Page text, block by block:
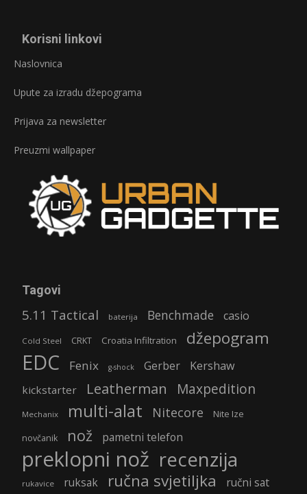
Korisni linkovi
Naslovnica
Upute za izradu džepograma
Prijava za newsletter
Preuzmi wallpaper
Tagovi
5.11 Tactical baterija Benchmade casio
Cold Steel CRKT Croatia Infiltration džepogram
EDC Fenix g-shock Gerber Kershaw
kickstarter Leatherman Maxpedition
Mechanix multi-alat Nitecore Nite Ize
novčanik nož pametni telefon
preklopni nož recenzija
rukavice ruksak ručna svjetiljka ručni sat